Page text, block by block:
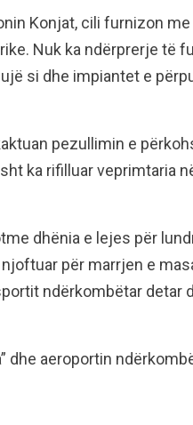
Konjat, cili furnizon
Nuk ka ndërprerje të
si dhe impiantet e
pezullimin e
ka rifilluar veprimtaria
dhënia e lejes për
për marrjen e
ndërkombëtar detar
dhe aeroportin